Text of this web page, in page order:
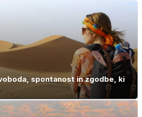
spontanost in zgodbe, ki